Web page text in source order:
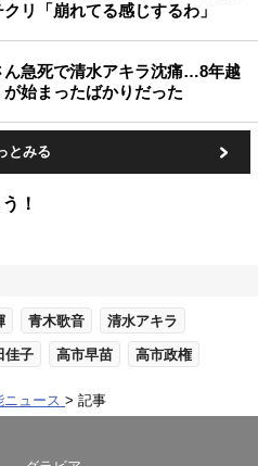
リ「崩れてる感じするわ」
ん急死で清水アキラ沈痛…8年越
始まったばかりだった
とみる
！
青木歌音 清水アキラ
佳子 高市早苗 高市政権
ニュース 記事